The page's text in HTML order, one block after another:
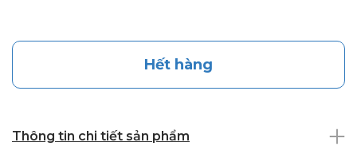
Hết hàng
Thông tin chi tiết sản phẩm